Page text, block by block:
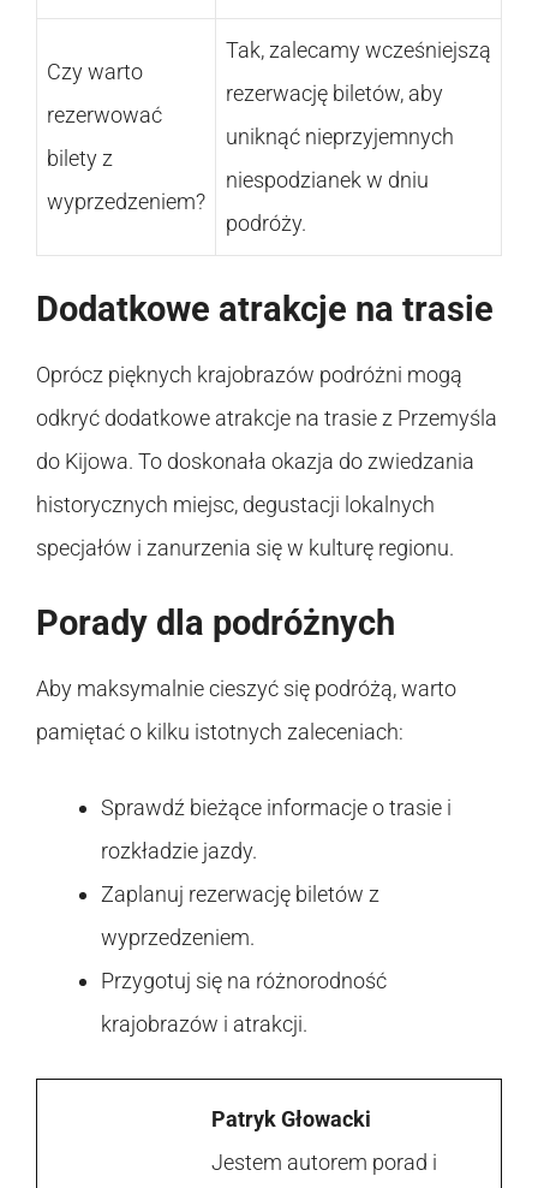
Czy warto
rezerwować
bilety z
wyprzedzeniem?
Tak, zalecamy wcześniejszą
rezerwację biletów, aby
uniknąć nieprzyjemnych
niespodzianek w dniu
podróży.
Dodatkowe atrakcje na trasie
Oprócz pięknych krajobrazów podróżni mogą
odkryć dodatkowe atrakcje na trasie z Przemyśla
do Kijowa. To doskonała okazja do zwiedzania
historycznych miejsc, degustacji lokalnych
specjałów i zanurzenia się w kulturę regionu.
Porady dla podróżnych
Aby maksymalnie cieszyć się podróżą, warto
pamiętać o kilku istotnych zaleceniach:
Sprawdź bieżące informacje o trasie i
rozkładzie jazdy.
Zaplanuj rezerwację biletów z
wyprzedzeniem.
Przygotuj się na różnorodność
krajobrazów i atrakcji.
Patryk Głowacki
Jestem autorem porad i